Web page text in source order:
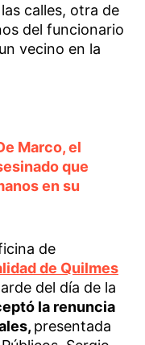
calles, otra de
del funcionario
vecino en la
Marco, el
que
en su
de
de Quilmes
del día de la
la renuncia
presentada